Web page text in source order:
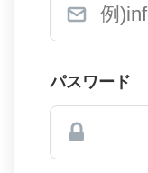
パスワード